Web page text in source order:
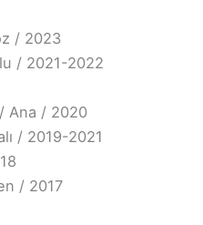
/ 2023
/ 2021-2022
Ana / 2020
/ 2019-2021
/ 2017